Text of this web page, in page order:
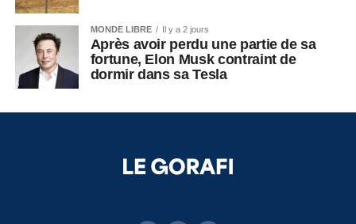
MONDE LIBRE Il y a 2 jours
Après avoir perdu une partie de sa
fortune, Elon Musk contraint de
dormir dans sa Tesla